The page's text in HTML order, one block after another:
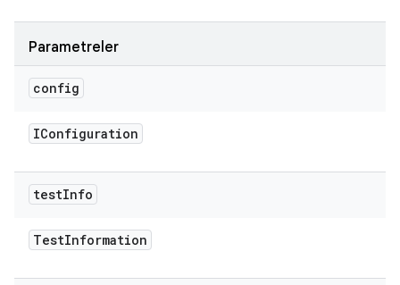
Parametreler
config
IConfiguration
testInfo
TestInformation